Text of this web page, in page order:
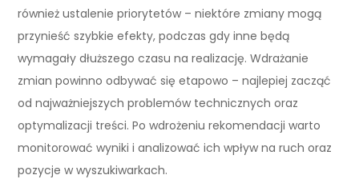
również ustalenie priorytetów – niektóre zmiany mogą
przynieść szybkie efekty, podczas gdy inne będą
wymagały dłuższego czasu na realizację. Wdrażanie
zmian powinno odbywać się etapowo – najlepiej zacząć
od najważniejszych problemów technicznych oraz
optymalizacji treści. Po wdrożeniu rekomendacji warto
monitorować wyniki i analizować ich wpływ na ruch oraz
pozycje w wyszukiwarkach.